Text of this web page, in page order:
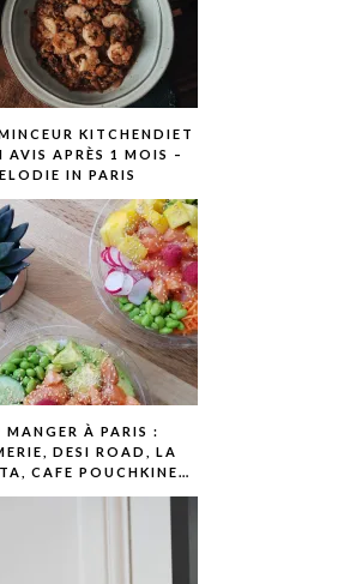
KITCHENDIET
AVIS APRÈS 1 MOIS –
ELODIE IN PARIS
MANGER À PARIS :
DESI ROAD, LA
CAFE POUCHKINE…